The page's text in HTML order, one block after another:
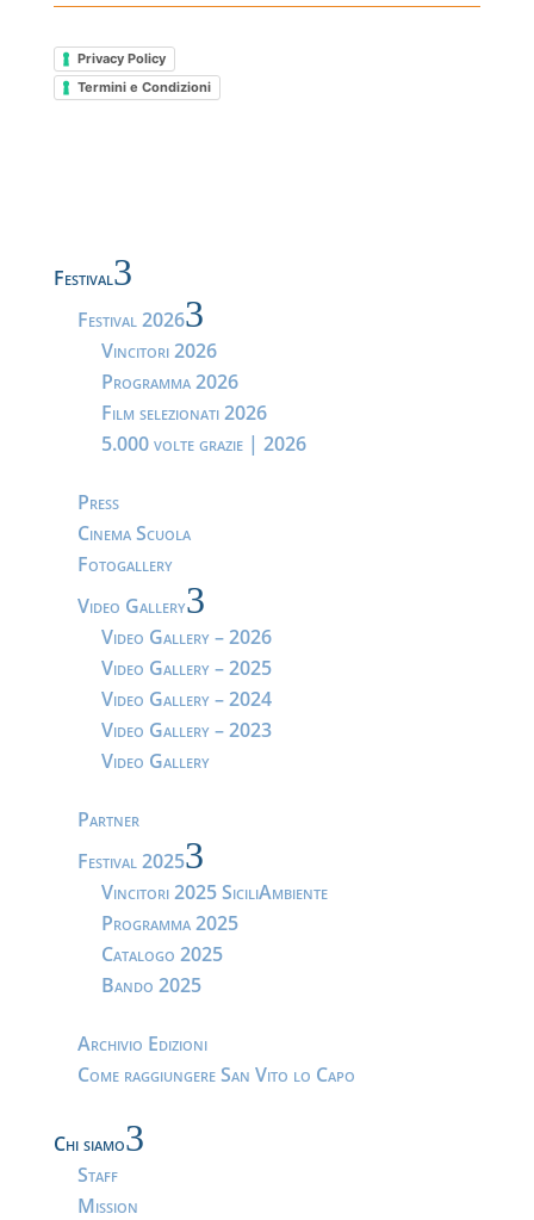
Privacy Policy
Termini e Condizioni
Festival3
Festival 20263
Vincitori 2026
Programma 2026
Film selezionati 2026
5.000 volte grazie | 2026
Press
Cinema Scuola
Fotogallery
Video Gallery3
Video Gallery – 2026
Video Gallery – 2025
Video Gallery – 2024
Video Gallery – 2023
Video Gallery
Partner
Festival 20253
Vincitori 2025 SiciliAmbiente
Programma 2025
Catalogo 2025
Bando 2025
Archivio Edizioni
Come raggiungere San Vito lo Capo
Chi siamo3
Staff
Mission